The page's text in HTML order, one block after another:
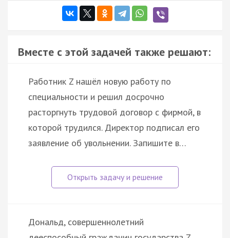
Вместе с этой задачей также решают:
Работник Z нашёл новую работу по
специальности и решил досрочно
расторгнуть трудовой договор с фирмой, в
которой трудился. Директор подписал его
заявление об увольнении. Запишите в…
Дональд, совершеннолетний